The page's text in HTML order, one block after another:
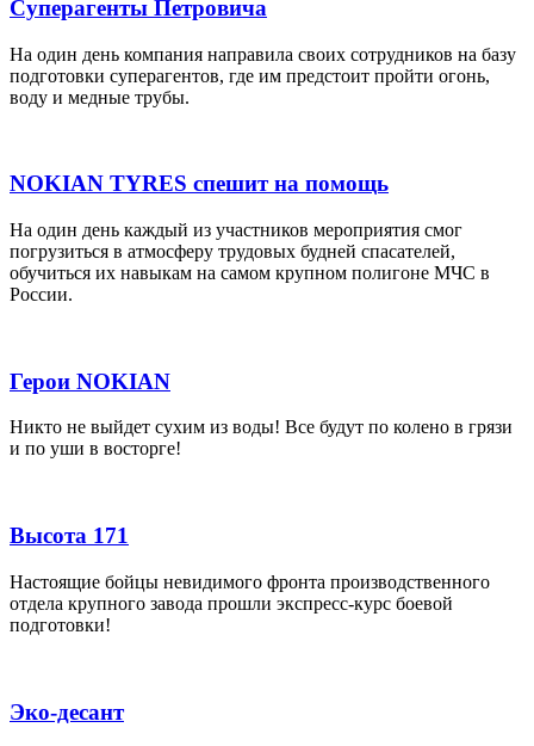
Суперагенты Петровича
На один день компания направила своих сотрудников на базу
подготовки суперагентов, где им предстоит пройти огонь,
воду и медные трубы.
NOKIAN TYRES спешит на помощь
На один день каждый из участников мероприятия смог
погрузиться в атмосферу трудовых будней спасателей,
обучиться их навыкам на самом крупном полигоне МЧС в
России.
Герои NOKIAN
Никто не выйдет сухим из воды! Все будут по колено в грязи
и по уши в восторге!
Высота 171
Настоящие бойцы невидимого фронта производственного
отдела крупного завода прошли экспресс-курс боевой
подготовки!
Эко-десант